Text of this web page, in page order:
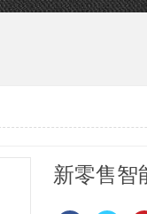
新零售智